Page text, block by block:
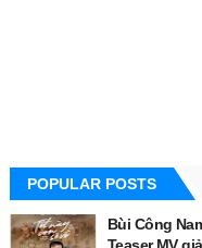
POPULAR POSTS
Bùi Công
Teaser MV